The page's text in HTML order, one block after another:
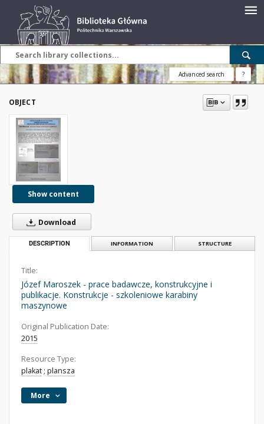
Advanced search ?
OBJECT
Show content
Download
DESCRIPTION INFORMATION STRUCTURE
Title:
Józef Maroszek - prace badawcze, konstrukcyjne i
publikacje. Konstrukcje - szkoleniowe karabiny
maszynowe
Original Publication Date:
2015
Resource Type:
plakat ; plansza
More